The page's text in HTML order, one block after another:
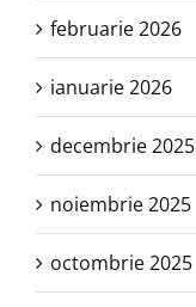
februarie 2026
ianuarie 2026
decembrie 2025
noiembrie 2025
octombrie 2025